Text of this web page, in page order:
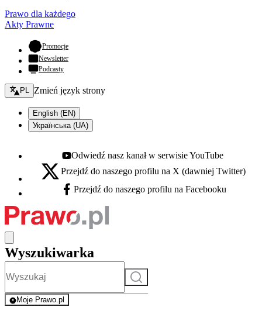
Prawo dla każdego
Akty Prawne
Promocje- otwiera się w nowej karcie
Newsletter
Podcasty
Zmień język - bieżący:
PL Zmień język strony
English (EN)
Українська (UA)
Youtube - otwiera się w nowej karcie
Odwiedź nasz kanał w serwisie YouTube
X - otwiera się w nowej karcie
Przejdź do naszego profilu na X (dawniej Twitter)
Facebook - otwiera się w nowej karcie
Przejdź do naszego profilu na Facebooku
Wyszukiwarka
Szukaj
Moje Prawo.pl
- rejestracja i logowanie do serwisu